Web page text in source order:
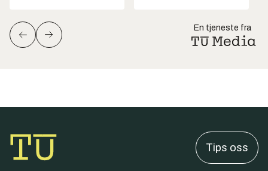
En tjeneste fra
Tips oss